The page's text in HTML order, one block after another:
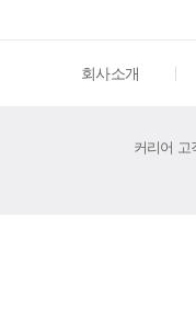
회사소개
커리어 고